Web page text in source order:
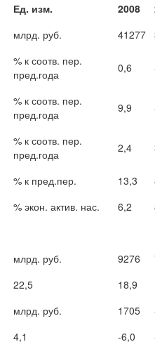
Ед. изм. 2008
млрд. руб. 41277
% к соотв. пер.
пред.года
0,6
% к соотв. пер.
пред.года
9,9
% к соотв. пер.
пред.года
2,4
% к пред.пер. 13,3
% экон. актив. нас. 6,2
млрд. руб. 9276
22,5 18,9
млрд. руб. 1705
4,1 -6,0